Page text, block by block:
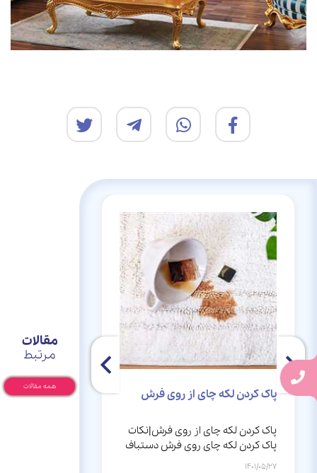
پاک کردن لکه چای از روی فرش
پاک کردن لکه چای از روی فرش|نکات
پاک کردن لکه چای روی فرش دستباف
1401/05/27
چه عواملی بر
مقالات
مرتبط
همه مقالات